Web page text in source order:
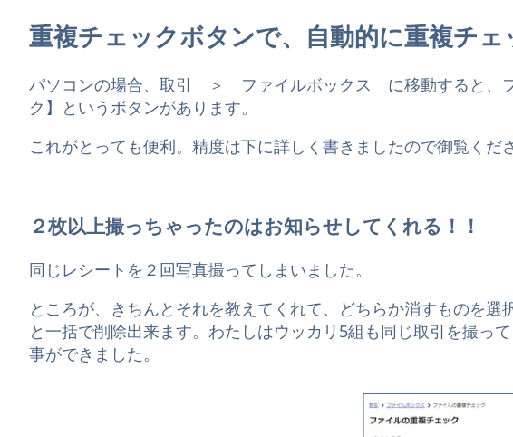
重複チェックボタンで、自動的に重複チ
パソコンの場合、取引 ＞ ファイルボックス に移動すると、
ク】というボタンがあります。
これがとっても便利。精度は下に詳しく書きましたので御覧くだ
２枚以上撮っちゃったのはお知らせしてくれる！！
同じレシートを２回写真撮ってしまいました。
ところが、きちんとそれを教えてくれて、どちらか消すものを選
と一括で削除出来ます。わたしはウッカリ5組も同じ取引を撮っ
事ができました。